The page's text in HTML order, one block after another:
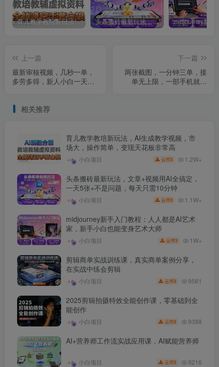
育儿教学教培新玩法，AI生成教学视频，市场大，操作简单，变现天花板非常高 头条搬砖最新玩法，文章+视频用AI全搞定，一天5张+不是问题，每天只需10分钟
上一篇
最新审核视频，几秒一单，
多劳多得，新人小白一天轻
下一篇
两张截图，一分钟三单，接
单无上限，一部手机就能
相关推荐
育儿教学教培新玩法，AI生成教学视频，市
场大，操作简单，变现天花板非常高
小白项目 云币3 1.2W+
头条搬砖最新玩法，文章+视频用AI全搞定，
一天5张+不是问题，每天只需10分钟
小白项目 云币3 1.1W+
midjourney新手入门教程：人人都是AI艺术
家，新手小白也能变身艺术大师
小白项目 云币3 1W+
剪辑商单实战训练课，真实商单案例分享，
在实战中练会剪辑
小白项目 云币3 9561
2025剪辑拍摄特效全能创作课，零基础到全
能创作
小白项目 云币3 9388
AI+营养师工作流实战应用课，AI赋能营养师
小白项目 云币3 9216